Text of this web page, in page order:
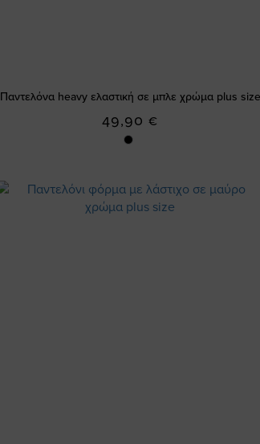
Παντελόνα heavy ελαστική σε μπλε χρώμα plus size
49,90 €